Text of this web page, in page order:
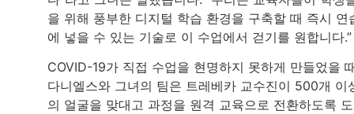
을 위해 풍부한 디지털 학습 환경을 구축할 때 즉시 연
에 넣을 수 있는 기술로 이 수업에서 걷기를 원합니다.”
COVID-19가 직접 수업을 현명하지 못하게 만들었을
다니엘스와 그녀의 팀은 트레베카 교수진이 500개 이
의 얼굴을 맞대고 과정을 원격 교육으로 전환하도록